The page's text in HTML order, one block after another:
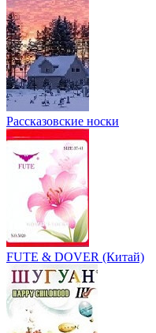
Рассказовские носки
FUTE & DOVER (Китай)